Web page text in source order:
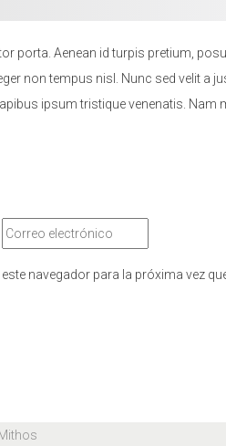
porta. Aenean id turpis pretium,
non tempus nisl. Nunc sed velit
ipsum tristique venenatis.
navegador para la próxima vez